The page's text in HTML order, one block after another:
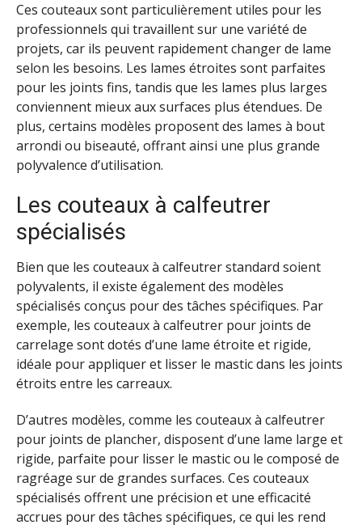
Ces couteaux sont particulièrement utiles pour les
professionnels qui travaillent sur une variété de
projets, car ils peuvent rapidement changer de lame
selon les besoins. Les lames étroites sont parfaites
pour les joints fins, tandis que les lames plus larges
conviennent mieux aux surfaces plus étendues. De
plus, certains modèles proposent des lames à bout
arrondi ou biseauté, offrant ainsi une plus grande
polyvalence d’utilisation.
Les couteaux à calfeutrer
spécialisés
Bien que les couteaux à calfeutrer standard soient
polyvalents, il existe également des modèles
spécialisés conçus pour des tâches spécifiques. Par
exemple, les couteaux à calfeutrer pour joints de
carrelage sont dotés d’une lame étroite et rigide,
idéale pour appliquer et lisser le mastic dans les joints
étroits entre les carreaux.
D’autres modèles, comme les couteaux à calfeutrer
pour joints de plancher, disposent d’une lame large et
rigide, parfaite pour lisser le mastic ou le composé de
ragréage sur de grandes surfaces. Ces couteaux
spécialisés offrent une précision et une efficacité
accrues pour des tâches spécifiques, ce qui les rend